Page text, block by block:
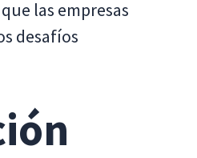
las empresas
desafíos